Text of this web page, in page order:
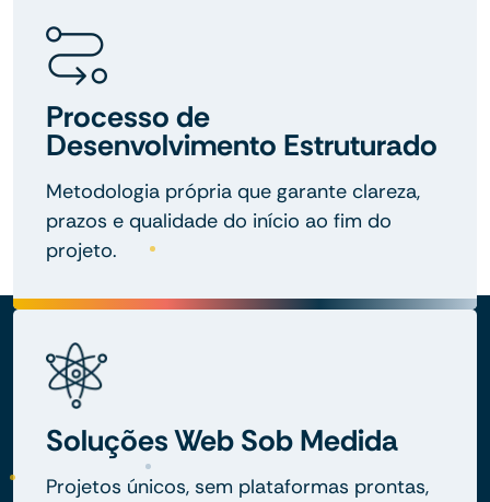
Processo de
Desenvolvimento Estruturado
Metodologia própria que garante clareza,
prazos e qualidade do início ao fim do
projeto.
Soluções Web Sob Medida
Projetos únicos, sem plataformas prontas,